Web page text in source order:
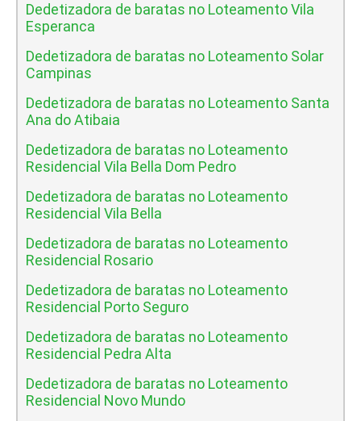
Dedetizadora de baratas no Loteamento Vila
Esperanca
Dedetizadora de baratas no Loteamento Solar
Campinas
Dedetizadora de baratas no Loteamento Santa
Ana do Atibaia
Dedetizadora de baratas no Loteamento
Residencial Vila Bella Dom Pedro
Dedetizadora de baratas no Loteamento
Residencial Vila Bella
Dedetizadora de baratas no Loteamento
Residencial Rosario
Dedetizadora de baratas no Loteamento
Residencial Porto Seguro
Dedetizadora de baratas no Loteamento
Residencial Pedra Alta
Dedetizadora de baratas no Loteamento
Residencial Novo Mundo